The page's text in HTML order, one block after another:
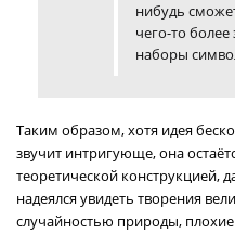
нибудь
чего-то
наборы
Таким образом, хотя идея
звучит интригующе, она
теоретической конструкцией,
надеялся увидеть творения
случайностью природы, плохие